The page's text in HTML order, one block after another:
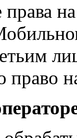
право